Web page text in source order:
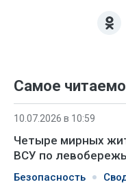
Самое
10.07.2026 в 10:59
Четыре мирных
ВСУ по
Безопасность